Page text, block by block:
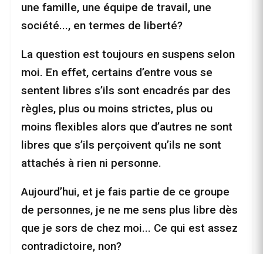
une famille, une équipe de travail, une
société..., en termes de liberté?
La question est toujours en suspens selon
moi. En effet, certains d’entre vous se
sentent libres s’ils sont encadrés par des
règles, plus ou moins strictes, plus ou
moins flexibles alors que d’autres ne sont
libres que s’ils perçoivent qu’ils ne sont
attachés à rien ni personne.
Aujourd’hui, et je fais partie de ce groupe
de personnes, je ne me sens plus libre dès
que je sors de chez moi... Ce qui est assez
contradictoire, non?